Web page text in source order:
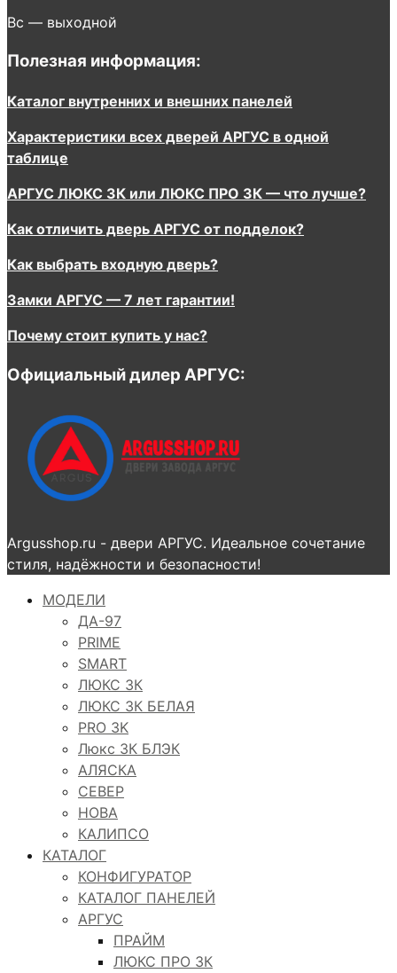
Вс — выходной
Полезная информация:
Каталог внутренних и внешних панелей
Характеристики всех дверей АРГУС в одной
таблице
АРГУС ЛЮКС 3К или ЛЮКС ПРО 3К — что лучше?
Как отличить дверь АРГУС от подделок?
Как выбрать входную дверь?
Замки АРГУС — 7 лет гарантии!
Почему стоит купить у нас?
Официальный дилер АРГУС:
Argusshop.ru - двери АРГУС. Идеальное сочетание
стиля, надёжности и безопасности!
МОДЕЛИ
ДА-97
PRIME
SMART
ЛЮКС 3К
ЛЮКС 3К БЕЛАЯ
PRO 3K
Люкс 3К БЛЭК
АЛЯСКА
СЕВЕР
НОВА
КАЛИПСО
КАТАЛОГ
КОНФИГУРАТОР
КАТАЛОГ ПАНЕЛЕЙ
АРГУС
ПРАЙМ
ЛЮКС ПРО 3К